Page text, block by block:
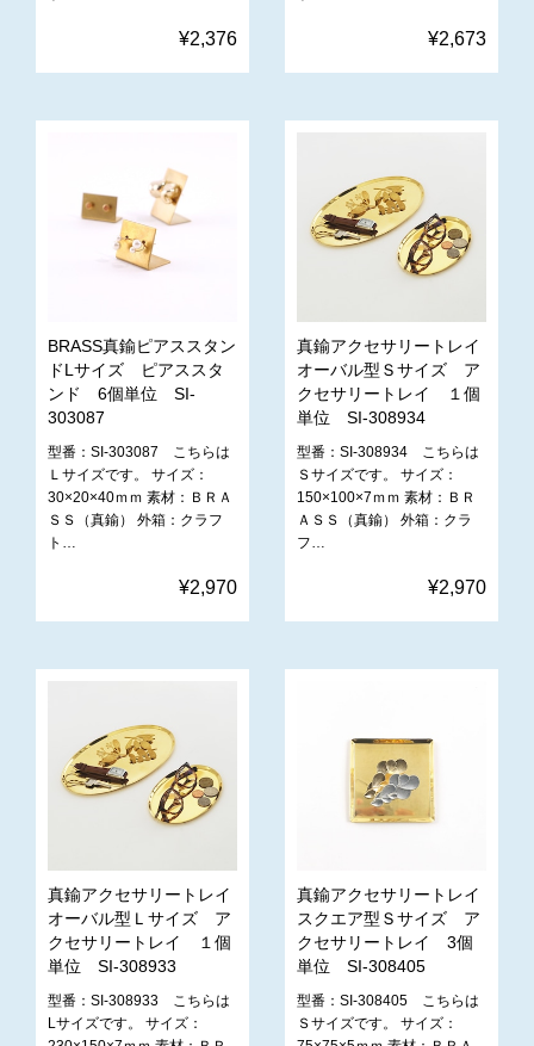
¥2,376 ¥2,673
BRASS真鍮ピアススタン
ドLサイズ ピアススタ
ンド 6個単位 SI-
303087
型番：SI-303087 こちらは
Ｌサイズです。 サイズ：
30×20×40ｍｍ 素材：ＢＲＡ
ＳＳ（真鍮） 外箱：クラフ
ト…
¥2,970
真鍮アクセサリートレイ
オーバル型Ｓサイズ ア
クセサリートレイ １個
単位 SI-308934
型番：SI-308934 こちらは
Ｓサイズです。 サイズ：
150×100×7ｍｍ 素材：ＢＲ
ＡＳＳ（真鍮） 外箱：クラ
フ…
¥2,970
真鍮アクセサリートレイ
オーバル型Ｌサイズ ア
クセサリートレイ １個
単位 SI-308933
型番：SI-308933 こちらは
Lサイズです。 サイズ：
真鍮アクセサリートレイ
スクエア型Ｓサイズ ア
クセサリートレイ 3個
単位 SI-308405
型番：SI-308405 こちらは
Ｓサイズです。 サイズ：